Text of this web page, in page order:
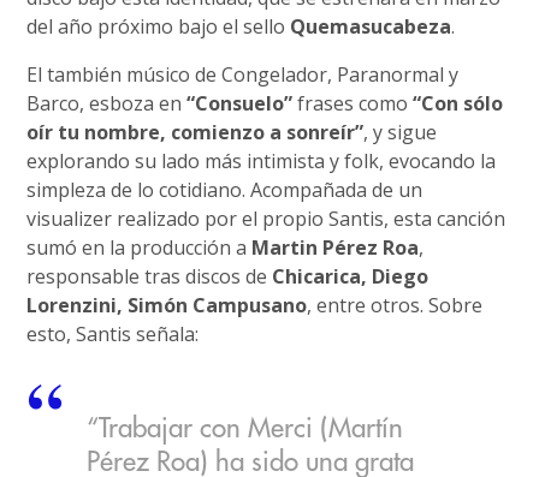
del año próximo bajo el sello Quemasucabeza.
El también músico de Congelador, Paranormal y
Barco, esboza en“Consuelo”frases como“Con sólo
oír tu nombre, comienzo a sonreír”, y sigue
explorando su lado más intimista y folk, evocando la
simpleza de lo cotidiano. Acompañada de un
visualizer realizado por el propio Santis, esta canción
sumó en la producción a Martin Pérez Roa,
responsable tras discos de Chicarica, Diego
Lorenzini, Simón Campusano, entre otros. Sobre
esto, Santis señala:
“Trabajar con Merci (Martín
Pérez Roa) ha sido una grata